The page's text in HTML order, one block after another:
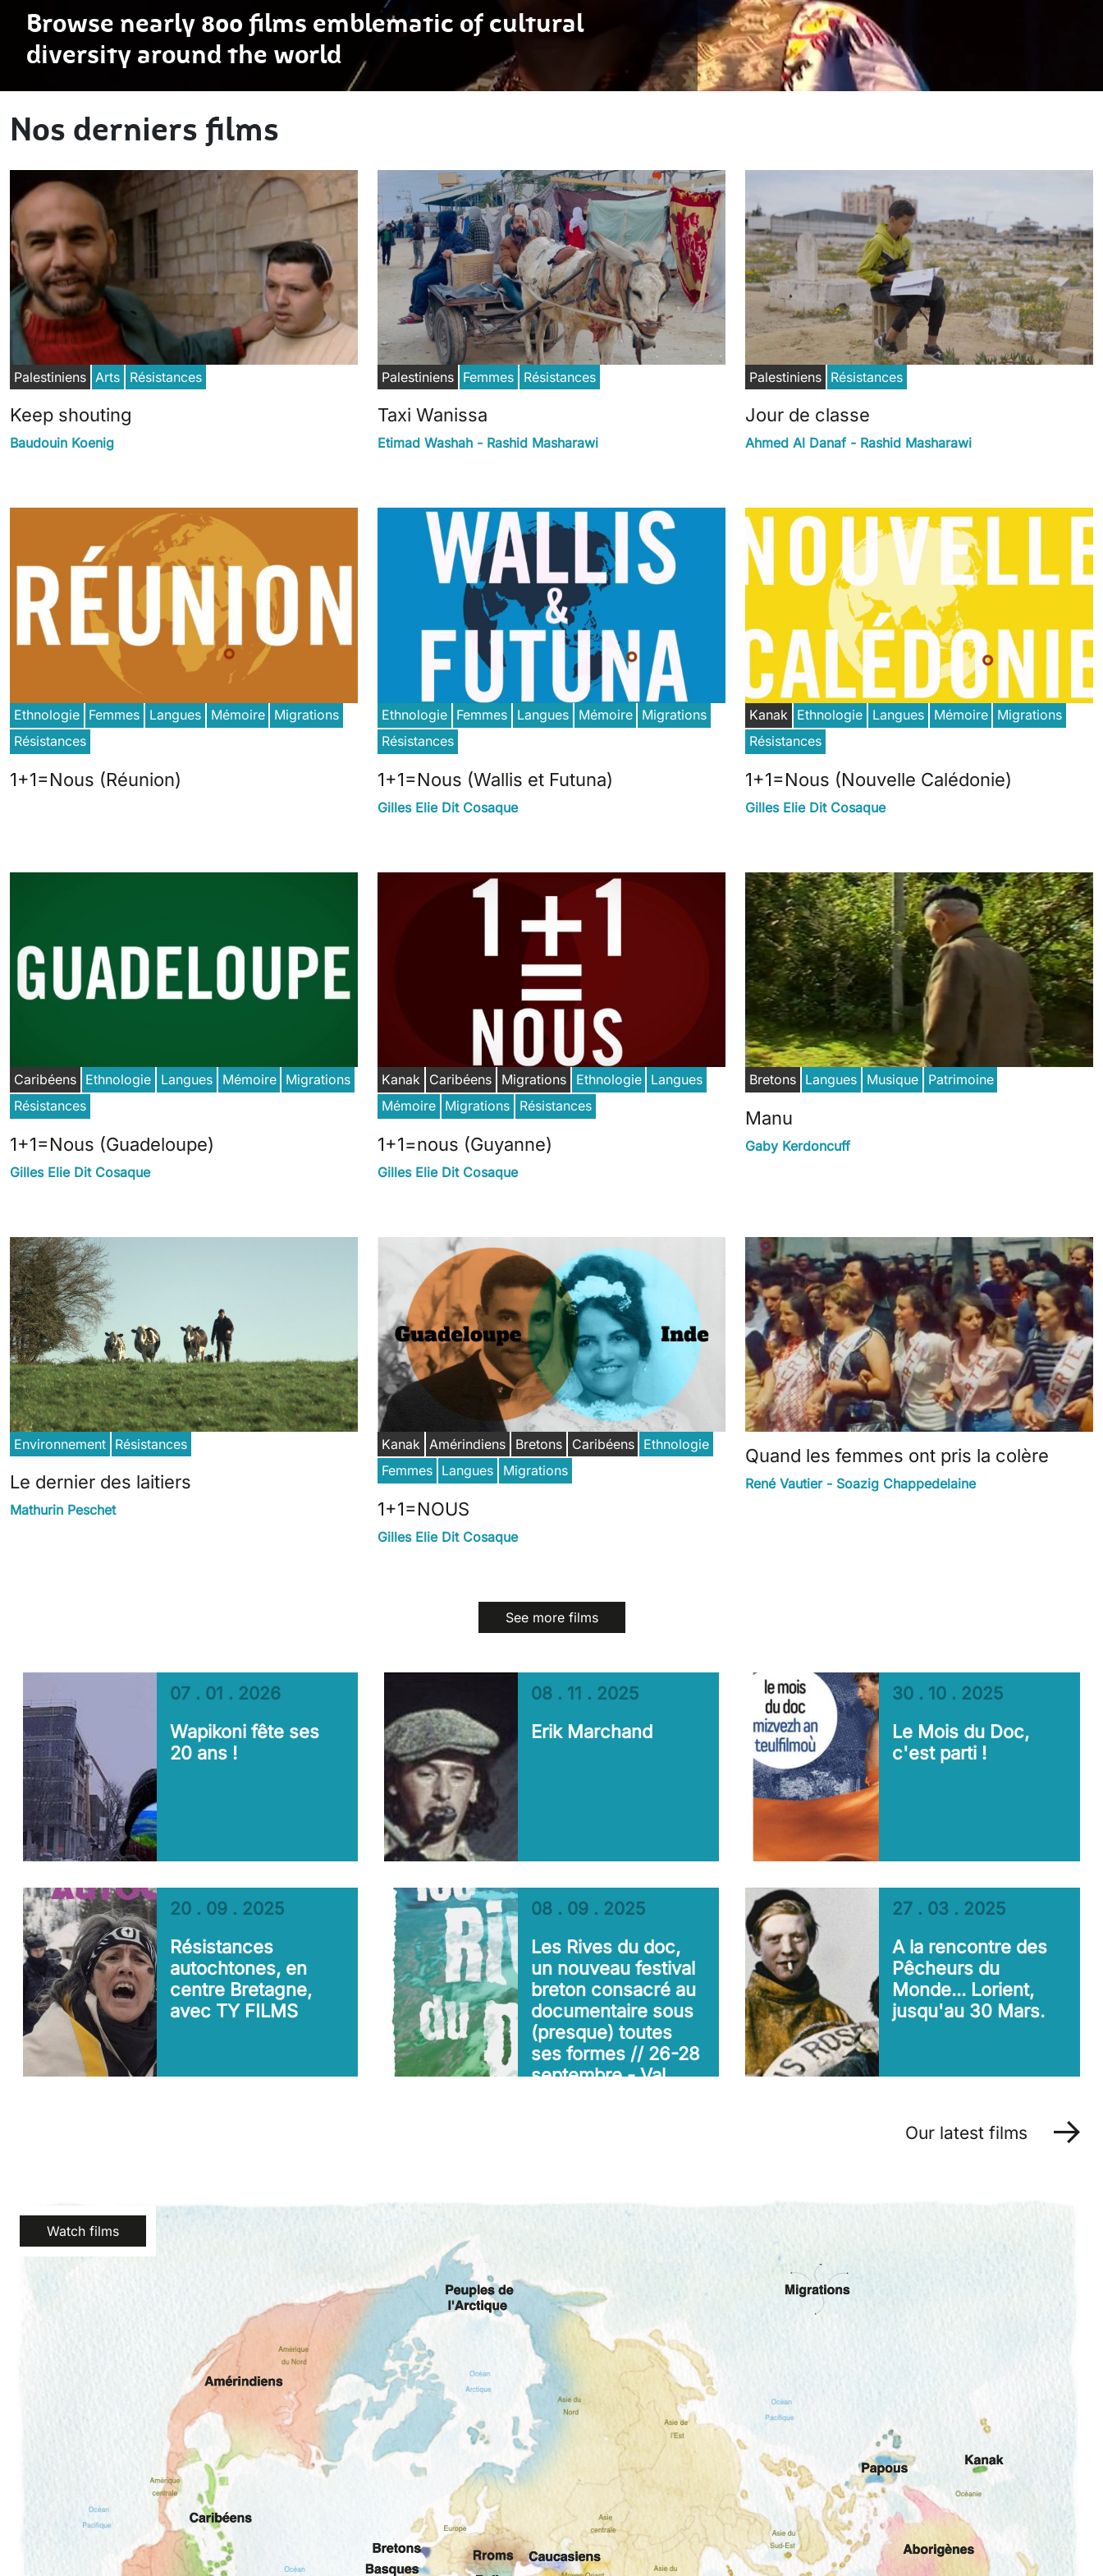
Browse nearly 800 films emblematic of cultural
diversity around the world
Nos derniers films
Palestiniens Arts Résistances
Keep shouting
Baudouin Koenig
Palestiniens Femmes Résistances
Taxi Wanissa
Etimad Washah - Rashid Masharawi
Palestiniens Résistances
Jour de classe
Ahmed Al Danaf - Rashid Masharawi
Ethnologie Femmes Langues Mémoire
Migrations
Résistances
1+1=Nous (Réunion)
Ethnologie Femmes Langues Mémoire
Migrations
Résistances
1+1=Nous (Wallis et Futuna)
Gilles Elie Dit Cosaque
Kanak Ethnologie Langues Mémoire
Migrations
Résistances
1+1=Nous (Nouvelle Calédonie)
Gilles Elie Dit Cosaque
Caribéens Ethnologie Langues Mémoire
Migrations
Résistances
1+1=Nous (Guadeloupe)
Gilles Elie Dit Cosaque
Kanak Caribéens Migrations Ethnologie
Langues
Mémoire
Migrations Résistances
1+1=nous (Guyanne)
Gilles Elie Dit Cosaque
Bretons Langues Musique Patrimoine
Manu
Gaby Kerdoncuff
Environnement Résistances
Le dernier des laitiers
Mathurin Peschet
Kanak Amérindiens Bretons Caribéens
Ethnologie
Femmes
Langues Migrations
1+1=NOUS
Gilles Elie Dit Cosaque
Quand les femmes ont pris la colère
René Vautier - Soazig Chappedelaine
See more films
07 . 01 . 2026
Wapikoni fête ses
20 ans !
08 . 11 . 2025
Erik Marchand
30 . 10 . 2025
Le Mois du Doc,
c'est parti !
20 . 09 . 2025
Résistances
autochtones, en
centre Bretagne,
avec TY FILMS
08 . 09 . 2025
Les Rives du doc,
un nouveau festival
breton consacré au
documentaire sous
(presque) toutes
ses formes // 26-28
septembre - Val
27 . 03 . 2025
A la rencontre des
Pêcheurs du
Monde... Lorient,
jusqu'au 30 Mars.
Our latest films
Watch films